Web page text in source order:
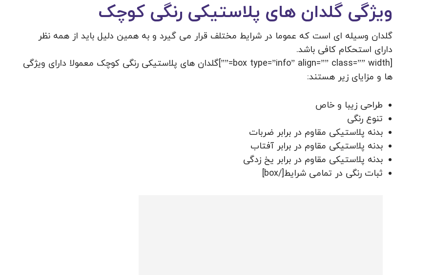
ویژگی گلدان های پلاستیکی رنگی کوچک
گلدان وسیله ای است که عموما در شرایط مختلف قرار می گیرد و به همین دلیل باید از همه نظر
دارای استحکام کافی باشد.
[box type=”info” align=”” class=”” width=””]گلدان های پلاستیکی رنگی کوچک معمولا دارای ویژگی
ها و مزایای زیر هستند:
طراحی زیبا و خاص
تنوع رنگی
بدنه پلاستیکی مقاوم در برابر ضربات
بدنه پلاستیکی مقاوم در برابر آفتاب
بدنه پلاستیکی مقاوم در برابر یخ زدگی
ثبات رنگی در تمامی شرایط[/box]